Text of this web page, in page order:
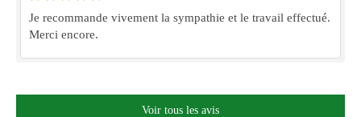
Je recommande vivement la sympathie et le travail effectué.
Merci encore.
Voir tous les avis